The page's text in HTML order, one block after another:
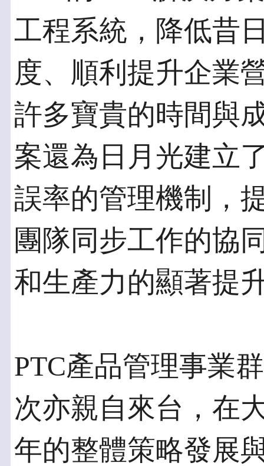
工程系統，降低昔
度、順利提升企業
許多寶貴的時間與
案還為日月光建立
誤率的管理機制，
團隊同步工作的協
和生產力的顯著提
PTC產品管理事業
次亦親自來台，在
年的整體策略發展